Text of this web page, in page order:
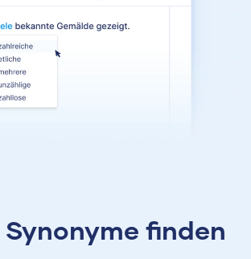
finden